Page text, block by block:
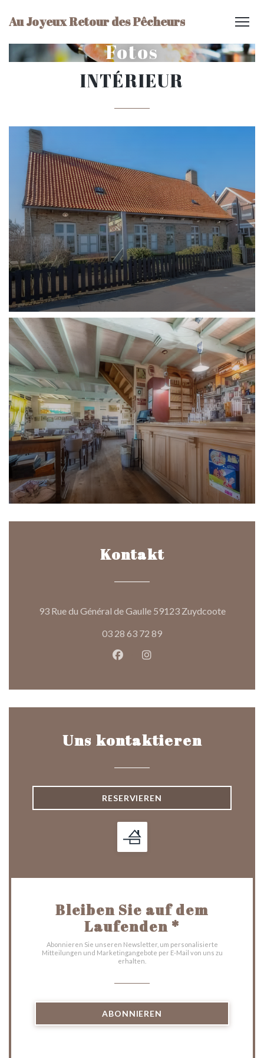
Au Joyeux Retour des Pêcheurs
Fotos
INTÉRIEUR
Kontakt
93 Rue du Général de Gaulle 59123 Zuydcoote((öffnet
03 28 63 72 89
Facebook ((öffnet ein neues
Instagram ((öffnet ein
Uns kontaktieren
RESERVIEREN
Bleiben Sie auf dem
Laufenden *
Abonnieren Sie unseren Newsletter, um personalisierte
Mitteilungen und Marketingangebote per E-Mail von uns zu
erhalten.
ABONNIEREN